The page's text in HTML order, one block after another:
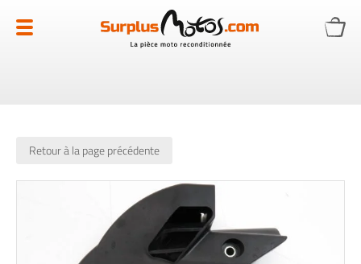
au
contenu
Retour à la page précédente